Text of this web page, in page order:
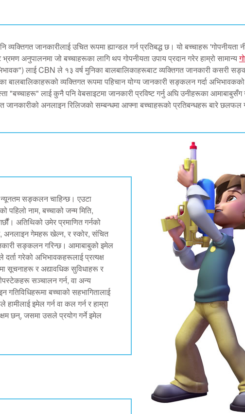
व्यक्तिगत जानकारीलाई उचित रूपमा ह्यान्डल गर्न प्रतिबद्ध छ। यो बच्चाहरू 'गोपनीयता
अनुपालनमा जो बच्चाहरूका लागि थप गोपनीयता उपाय प्रदान गरेर हाम्रो सामान्य
लाई CBN ले १३ वर्ष मुनिका बालबालिकाहरूबाट व्यक्तिगत जानकारी कसरी
बालबालिकाहरूको व्यक्तिगत रूपमा पहिचान योग्य जानकारी सङ्कलन गर्दा अभिभावकको
लाई कुनै पनि वेबसाइटमा जानकारी प्रविष्ट गर्नु अघि उनीहरूका आमाबाबुसँग
अनलाइन रिलिजको सम्बन्धमा आफ्ना बच्चाहरूको प्रतिबन्धहरू बारे छलफल
सङ्कलन चाहिन्छ। एउटा
पहिलो नाम, बच्चाको जन्म मिति,
अतिथिको उमेर प्रमाणित गर्नको
अनलाइन गेमहरू खेल्न, र स्कोर, संचित
सङ्कलन गरिन्छ। आमाबाबुको इमेल
गरेको अभिभावकहरूलाई प्रत्यक्ष
सूचनाहरू र अद्यावधिक सुविधाहरू र
सञ्चालन गर्न, वा अन्य
गतिविधिहरूमा बच्चाको सहभागितालाई
इमेल गर्न वा कल गर्न र हाम्रा
छन्, जसमा उसले प्रयोग गर्ने इमेल